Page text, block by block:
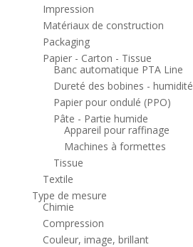
Impression
Matériaux de construction
Packaging
Papier - Carton - Tissue
Banc automatique PTA Line
Dureté des bobines - humidité
Papier pour ondulé (PPO)
Pâte - Partie humide
Appareil pour raffinage
Machines à formettes
Tissue
Textile
Type de mesure
Chimie
Compression
Couleur, image, brillant